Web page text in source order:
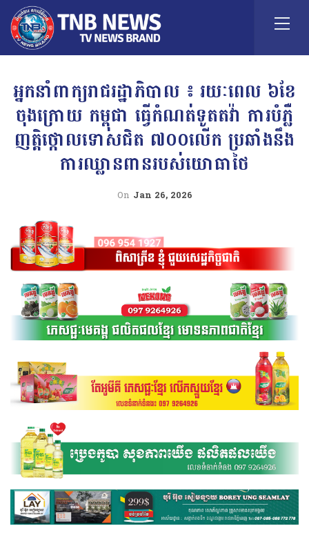
អ្នកនាំពាក្យរាជរដ្ឋាភិបាល ៖ រយៈពេល ៦ខែ
ចុងក្រោយ កម្ពុជា ធ្វើកំណត់ទូតតវ៉ា ការបំភ្លឺ
ញត្តិថ្កោលទោសជិត ៧០០លើក ប្រឆាំងនឹង
ការឈ្លានពានរបស់យោធាថៃ
On Jan 26, 2026